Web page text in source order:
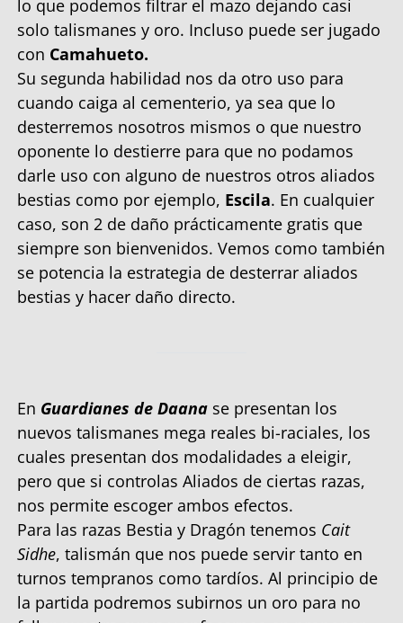
lo que podemos filtrar el mazo dejando casi
solo talismanes y oro. Incluso puede ser jugado
con Camahueto.
Su segunda habilidad nos da otro uso para
cuando caiga al cementerio, ya sea que lo
desterremos nosotros mismos o que nuestro
oponente lo destierre para que no podamos
darle uso con alguno de nuestros otros aliados
bestias como por ejemplo, Escila. En cualquier
caso, son 2 de daño prácticamente gratis que
siempre son bienvenidos. Vemos como también
se potencia la estrategia de desterrar aliados
bestias y hacer daño directo.
En Guardianes de Daana se presentan los
nuevos talismanes mega reales bi-raciales, los
cuales presentan dos modalidades a eleigir,
pero que si controlas Aliados de ciertas razas,
nos permite escoger ambos efectos.
Para las razas Bestia y Dragón tenemos Cait
Sidhe, talismán que nos puede servir tanto en
turnos tempranos como tardíos. Al principio de
la partida podremos subirnos un oro para no